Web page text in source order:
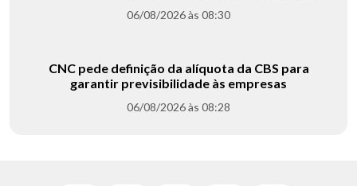
06/08/2026 às 08:30
CNC pede definição da alíquota da CBS para
garantir previsibilidade às empresas
06/08/2026 às 08:28